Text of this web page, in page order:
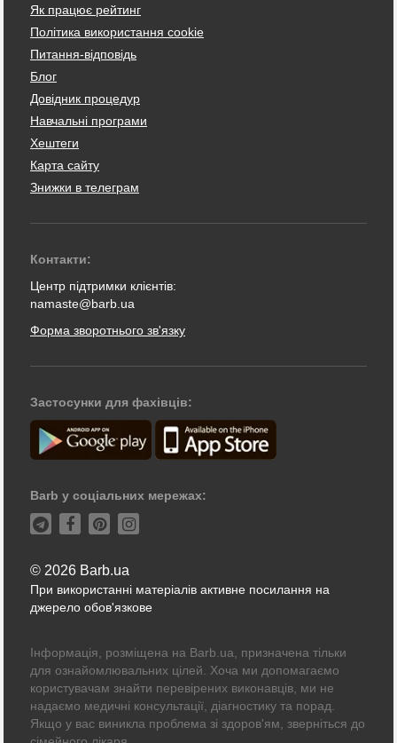
Як працює рейтинг
Політика використання cookie
Питання-відповідь
Блог
Довідник процедур
Навчальні програми
Хештеги
Карта сайту
Знижки в телеграм
Контакти:
Центр підтримки клієнтів:
namaste@barb.ua
Форма зворотнього зв'язку
Застосунки для фахівців:
Barb у соціальних мережах:
© 2026 Barb.ua
При використанні матеріалів активне посилання на
джерело обов'язкове
Інформація, розміщена на Barb.ua, призначена тільки
для ознайомлювальних цілей. Хоча ми допомагаємо
користувачам знайти перевірених виконавців, ми не
надаємо медичні консультації, діагностику та порад.
Якщо у вас виникла проблема зі здоров'ям, зверніться до